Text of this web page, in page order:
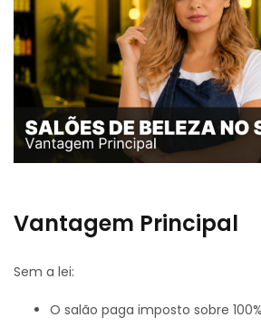
Vantagem Principal
Sem a lei:
O salão paga imposto sobre